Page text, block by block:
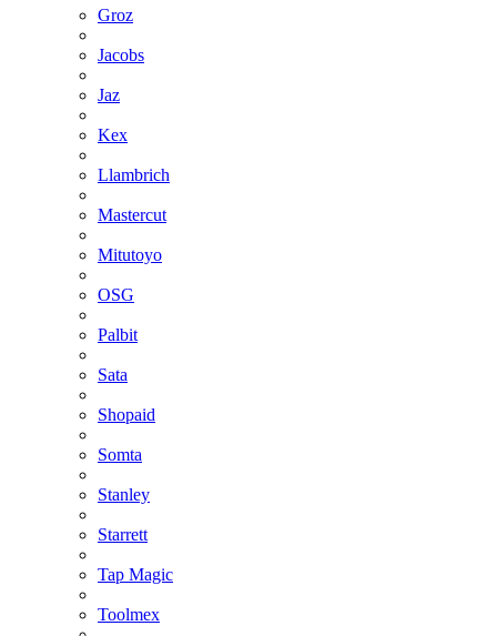
Groz
Jacobs
Jaz
Kex
Llambrich
Mastercut
Mitutoyo
OSG
Palbit
Sata
Shopaid
Somta
Stanley
Starrett
Tap Magic
Toolmex